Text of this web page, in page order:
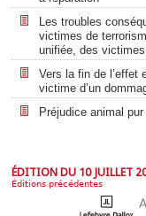
Les troubles
victimes de
unifiée, des
Vers la fin de l’effet
victime d’un
Préjudice animal
ÉDITION DU 10 JUILLET
Éditions précédentes